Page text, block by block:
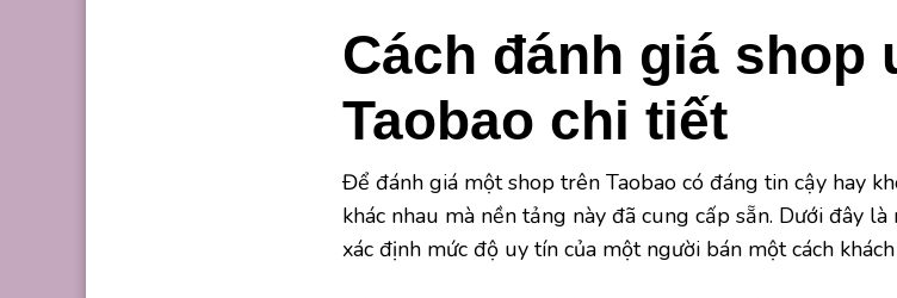
Cách đánh giá shop
Taobao chi tiết
Để đánh giá một shop trên Taobao có đáng tin cậy hay
khác nhau mà nền tảng này đã cung cấp sẵn. Dưới đây
xác định mức độ uy tín của một người bán một cách